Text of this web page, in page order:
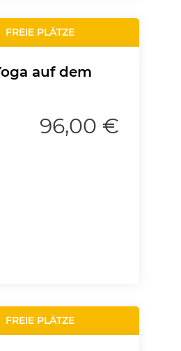
FREIE PLÄTZE
auf dem
96,00 €
FREIE PLÄTZE